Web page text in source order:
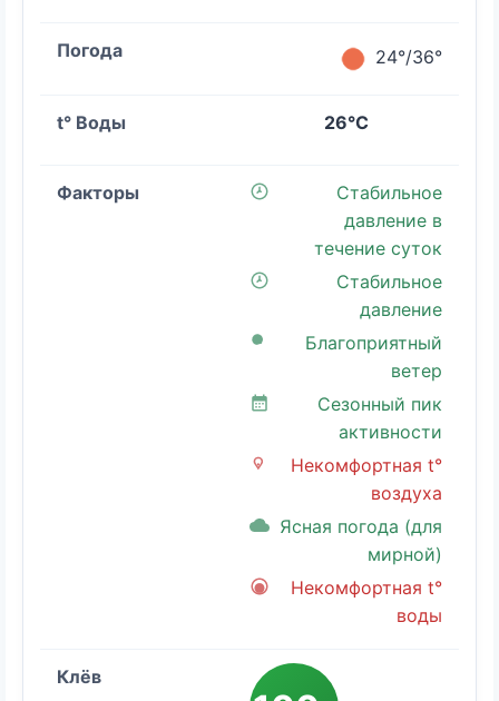
24°/36°
26°C
Стабильное
давление в
течение суток
Стабильное
давление
Благоприятный
ветер
Сезонный пик
активности
Некомфортная t°
воздуха
Ясная погода (для
мирной)
Некомфортная t°
воды